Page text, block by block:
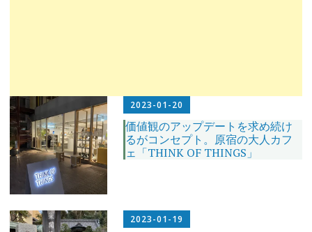
2023-01-20
価値観のアップデートを求め続け
るがコンセプト。原宿の大人カフ
ェ「THINK OF THINGS」
2023-01-19